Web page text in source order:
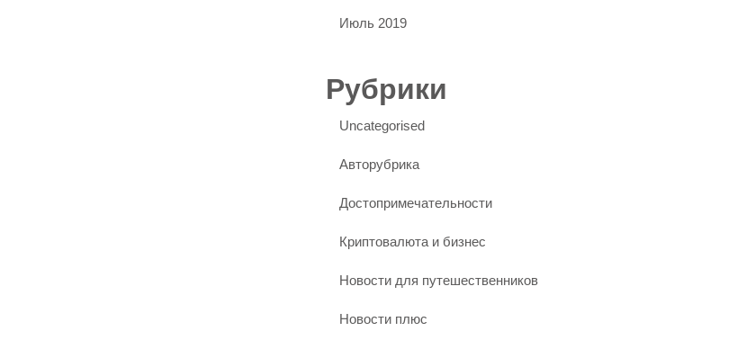
Июль 2019
Рубрики
Uncategorised
Авторубрика
Достопримечательности
Криптовалюта и бизнес
Новости для путешественников
Новости плюс